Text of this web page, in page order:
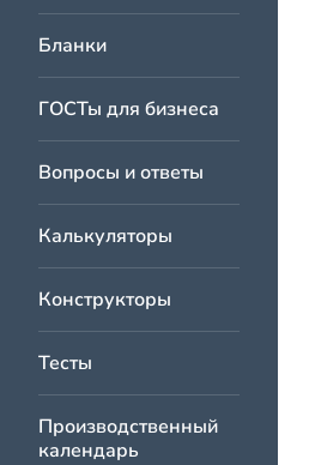
Бланки
ГОСТы для бизнеса
Вопросы и ответы
Калькуляторы
Конструкторы
Тесты
Производственный
календарь